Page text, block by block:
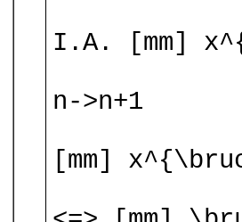
I.A. [mm]
n->n+1
[mm]